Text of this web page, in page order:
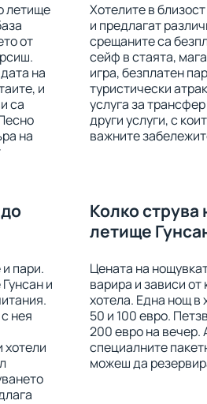
летище
от
на
и
са
на
Хотелите в
и предлагат
срещаните са
сейф в стаята,
игра, безплатен
туристически
услуга за
други услуги, с
важните
пари.
и
нея
хотели
Колко струва
летище
Цената на
варира и зависи
хотела. Една нощ в
50 и 100 евро.
200 евро на вечер.
специалните
можеш да